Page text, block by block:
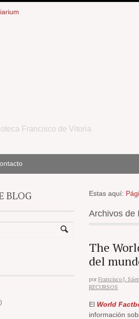
Francisco de Vitoria
Estas aquí:
Archivos de
The
del
por Francisco J.
RECURSOS
El World
información
BLOG